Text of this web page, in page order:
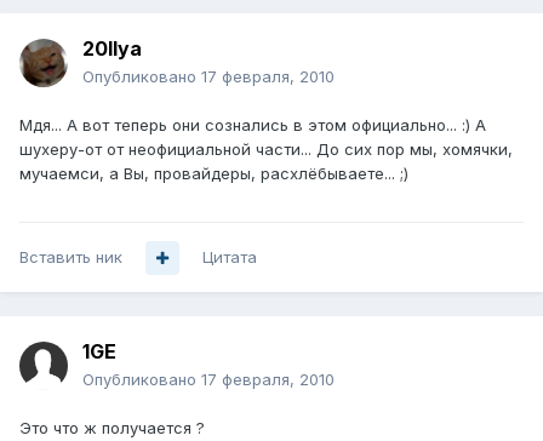
20Ilya
Опубликовано 17 февраля, 2010
Мдя... А вот теперь они сознались в этом официально... :) А
шухеру-от от неофициальной части... До сих пор мы, хомячки,
мучаемси, а Вы, провайдеры, расхлёбываете... ;)
Вставить ник Цитата
1GE
Опубликовано 17 февраля, 2010
Это что ж получается ?